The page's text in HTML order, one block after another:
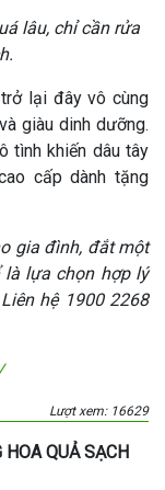
lâu, chỉ cần rửa
lại đây vô cùng
giàu dinh dưỡng.
tình khiến dâu tây
cấp dành tặng
gia đình, đắt một
là lựa chọn hợp lý
hệ 1900 2268
Lượt xem: 16629
HOA QUẢ SẠCH